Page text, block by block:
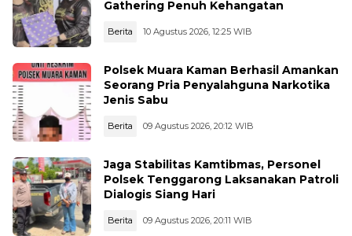
Gathering Penuh Kehangatan
Berita 10 Agustus 2026, 12:25 WIB
Polsek Muara Kaman Berhasil Amankan
Seorang Pria Penyalahguna Narkotika
Jenis Sabu
Berita 09 Agustus 2026, 20:12 WIB
Jaga Stabilitas Kamtibmas, Personel
Polsek Tenggarong Laksanakan Patroli
Dialogis Siang Hari
Berita 09 Agustus 2026, 20:11 WIB